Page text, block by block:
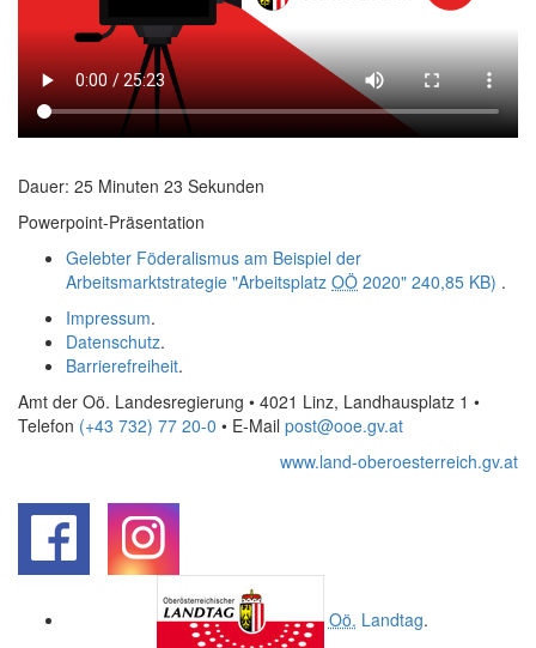
Dauer: 25 Minuten 23 Sekunden
Powerpoint-Präsentation
Gelebter Föderalismus am Beispiel der
Arbeitsmarktstrategie "Arbeitsplatz OÖ 2020" 240,85 KB) .
Impressum.
Datenschutz.
Barrierefreiheit.
Amt der Oö. Landesregierung • 4021 Linz, Landhausplatz 1 •
Telefon (+43 732) 77 20-0 • E-Mail post@ooe.gv.at
www.land-oberoesterreich.gv.at
Oö. Landtag.